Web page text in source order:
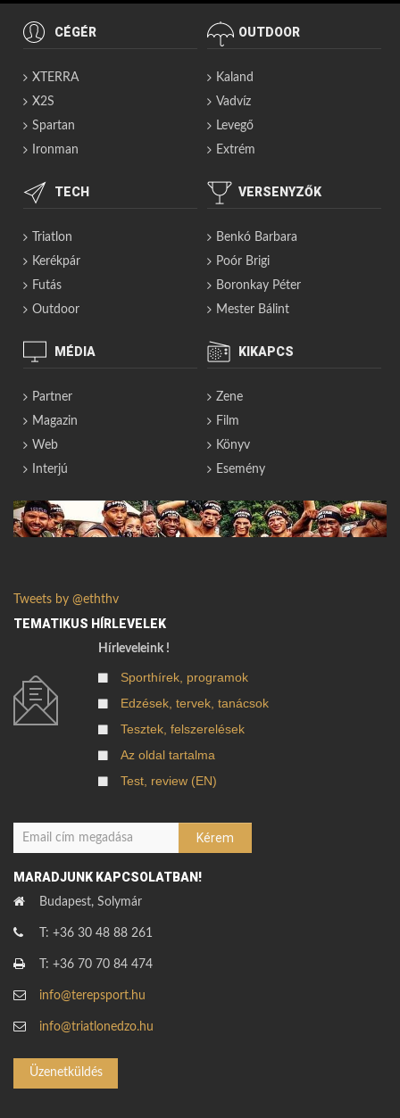
CÉGÉR
XTERRA
X2S
Spartan
Ironman
OUTDOOR
Kaland
Vadvíz
Levegő
Extrém
TECH
Triatlon
Kerékpár
Futás
Outdoor
VERSENYZŐK
Benkó Barbara
Poór Brigi
Boronkay Péter
Mester Bálint
MÉDIA
Partner
Magazin
Web
Interjú
KIKAPCS
Zene
Film
Könyv
Esemény
Tweets by @eththv
TEMATIKUS HÍRLEVELEK
Hírleveleink !
Sporthírek, programok
Edzések, tervek, tanácsok
Tesztek, felszerelések
Az oldal tartalma
Test, review (EN)
MARADJUNK KAPCSOLATBAN!
Budapest, Solymár
T: +36 30 48 88 261
T: +36 70 70 84 474
info@terepsport.hu
info@triatlonedzo.hu
Üzenetküldés